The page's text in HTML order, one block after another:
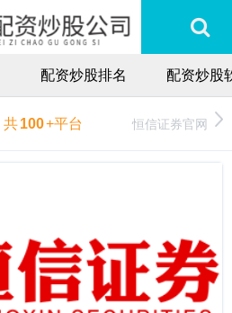
配资炒股排名 配资炒股
共100+平台 恒信证券官网